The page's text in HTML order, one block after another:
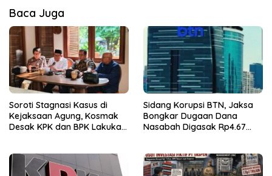
Baca Juga
Soroti Stagnasi Kasus di
Kejaksaan Agung, Kosmak
Desak KPK dan BPK Lakukan
Sidang Korupsi BTN, Jaksa
Bongkar Dugaan Dana
Nasabah Digasak Rp4.67